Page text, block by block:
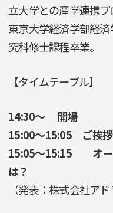
立大学との産学連携プ
東京大学経済学部経
究科修士課程卒業。
【タイムテーブル】
14:30〜 開場
15:00〜15:05 ご挨拶
15:05〜15:15 オー
は？
（発表：株式会社